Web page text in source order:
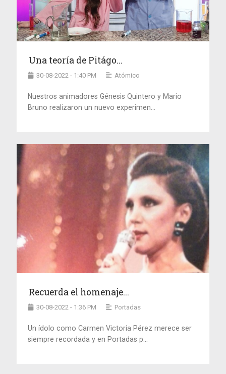
Una teoría de Pitágo...
30-08-2022 - 1:40 PM Atómico
Nuestros animadores Génesis Quintero y Mario
Bruno realizaron un nuevo experimen...
Recuerda el homenaje...
30-08-2022 - 1:36 PM Portadas
Un ídolo como Carmen Victoria Pérez merece ser
siempre recordada y en Portadas p...